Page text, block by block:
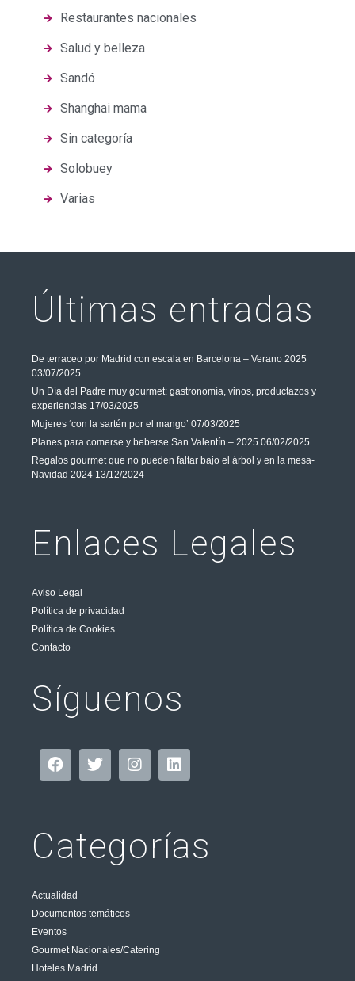
Restaurantes nacionales
Salud y belleza
Sandó
Shanghai mama
Sin categoría
Solobuey
Varias
Últimas entradas
De terraceo por Madrid con escala en Barcelona – Verano 2025
03/07/2025
Un Día del Padre muy gourmet: gastronomía, vinos, productazos y
experiencias 17/03/2025
Mujeres ‘con la sartén por el mango’ 07/03/2025
Planes para comerse y beberse San Valentín – 2025 06/02/2025
Regalos gourmet que no pueden faltar bajo el árbol y en la mesa-
Navidad 2024 13/12/2024
Enlaces Legales
Aviso Legal
Política de privacidad
Política de Cookies
Contacto
Síguenos
Categorías
Actualidad
Documentos temáticos
Eventos
Gourmet Nacionales/Catering
Hoteles Madrid